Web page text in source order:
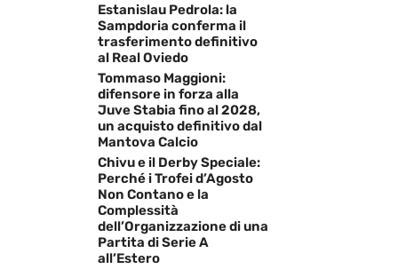
Estanislau Pedrola: la
Sampdoria conferma il
trasferimento definitivo
al Real Oviedo
Tommaso Maggioni:
difensore in forza alla
Juve Stabia fino al 2028,
un acquisto definitivo dal
Mantova Calcio
Chivu e il Derby Speciale:
Perché i Trofei d’Agosto
Non Contano e la
Complessità
dell’Organizzazione di una
Partita di Serie A
all’Estero